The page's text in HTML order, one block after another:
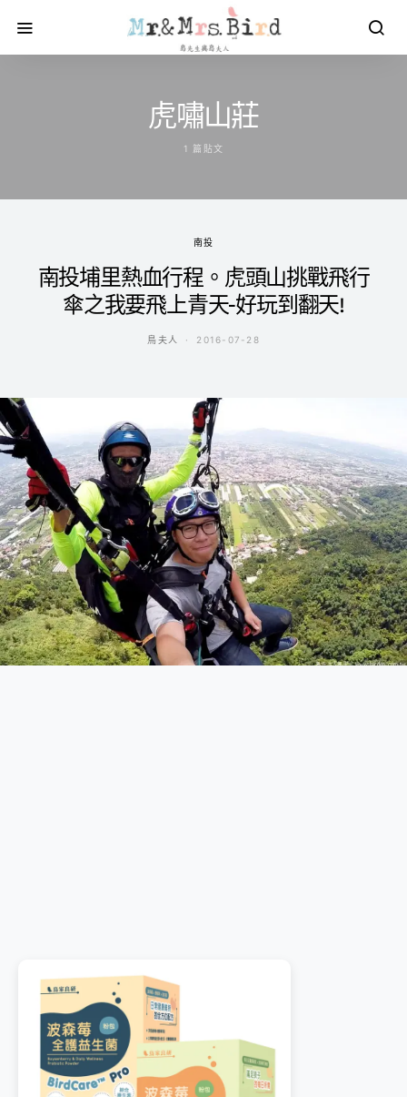
虎嘯山莊
1 篇貼文
南投
南投埔里熱血行程。虎頭山挑戰飛行
傘之我要飛上青天-好玩到翻天!
鳥夫人 2016-07-28